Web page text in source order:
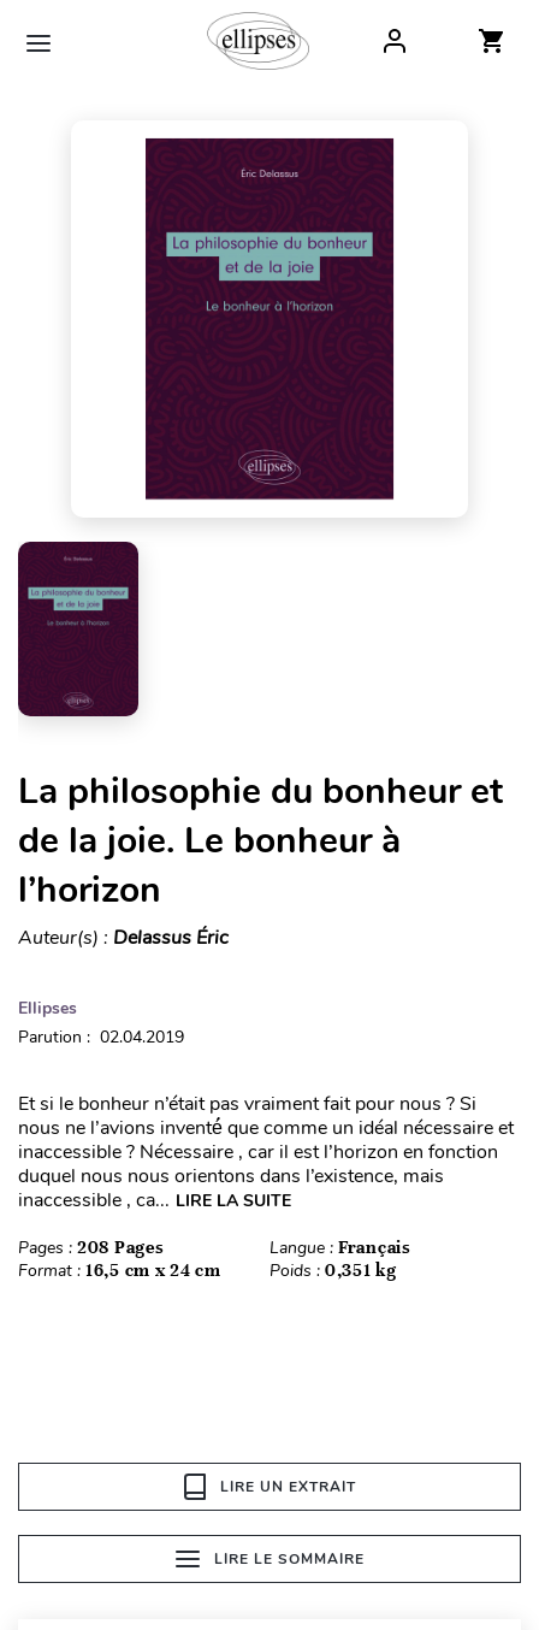
La philosophie du bonheur et
de la joie. Le bonheur à
l’horizon
Auteur(s) : Delassus Éric
Ellipses
Parution : 02.04.2019
Et si le bonheur n’était pas vraiment fait pour nous ? Si
nous ne l’avions inventé́ que comme un idéal nécessaire et
inaccessible ? Nécessaire , car il est l’horizon en fonction
duquel nous nous orientons dans l’existence, mais
inaccessible , ca... LIRE LA SUITE
Pages : 208 Pages Langue : Français
Format : 16,5 cm x 24 cm Poids : 0,351 kg
LIRE UN EXTRAIT
LIRE LE SOMMAIRE